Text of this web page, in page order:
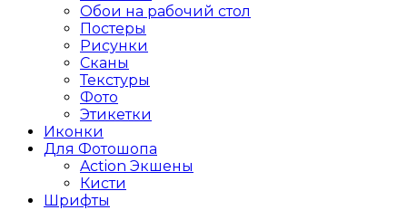
Обои на рабочий стол
Постеры
Рисунки
Сканы
Текстуры
Фото
Этикетки
Иконки
Для Фотошопа
Action Экшены
Кисти
Шрифты